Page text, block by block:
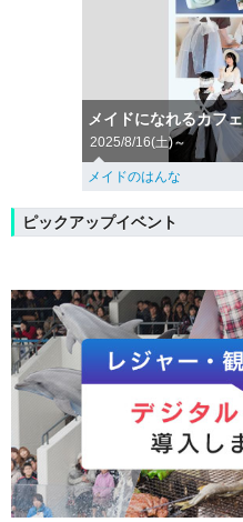
メイドになれるカフェ
2025/8/16(土)～
メイドのはんな
ピックアップイベント